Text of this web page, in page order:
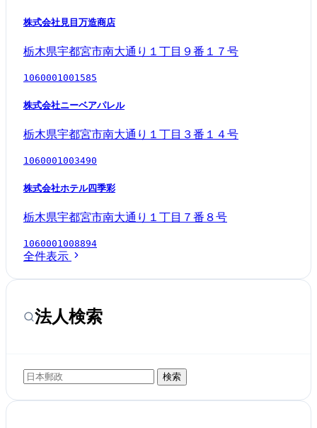
株式会社見目万造商店
栃木県宇都宮市南大通り１丁目９番１７号
1060001001585
株式会社ニーベアパレル
栃木県宇都宮市南大通り１丁目３番１４号
1060001003490
株式会社ホテル四季彩
栃木県宇都宮市南大通り１丁目７番８号
1060001008894
全件表示
法人検索
検索